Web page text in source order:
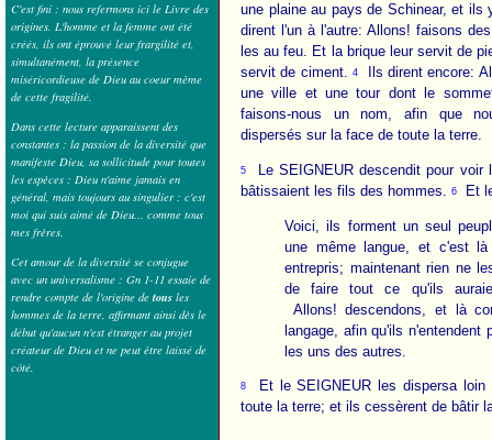
C'est fini : nous refermons ici le Livre des
origines. L'homme et la femme ont été
créés, ils ont éprouvé leur frargilité et,
simultanément, la présence
miséricordieuse de Dieu au coeur même
de cette fragilité.
Dans cette lecture apparaissent des
constantes : la passion de la diversité que
manifeste Dieu, sa sollicitude pour toutes
les espèces : Dieu n'aime jamais en
général, mais toujours au singulier : c'est
moi qui suis aimé de Dieu... comme tous
mes frères.
Cet amour de la diversité se conjugue
avec un universalisme : Gn 1-11 essaie de
rendre compte de l'origine de tous les
hommes de la terre, affirmant ainsi dès le
début qu'aucun n'est étranger au projet
créateur de Dieu et ne peut être laissé de
côté.
une plaine au pays de Schinear, et ils
dirent l'un à l'autre: Allons! faisons
les au feu. Et la brique leur servit de
servit de ciment. 4
Ils dirent encore:
une ville et une tour dont le
faisons-nous un nom, afin que
dispersés sur la face de toute la terre.
5
Le SEIGNEUR descendit pour voir
bâtissaient les fils des hommes. 6 Et
Voici, ils forment un seul
une même langue, et c'est
entrepris; maintenant rien ne
de faire tout ce qu'ils
Allons! descendons, et là
langage, afin qu'ils n'entendent
les uns des autres.
8
Et le SEIGNEUR les dispersa
toute la terre; et ils cessèrent de bâtir